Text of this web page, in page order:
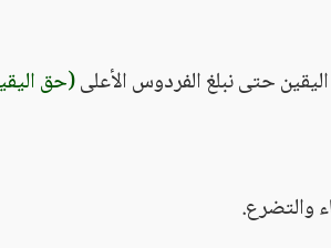
حتى نبلغ الفردوس الأعلى(حق
والتضرع.